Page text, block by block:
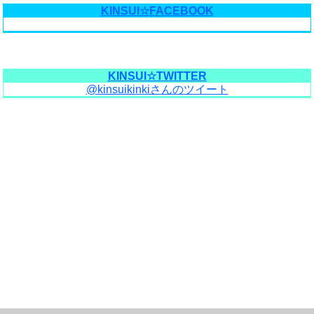
KINSUI☆FACEBOOK
KINSUI☆TWITTER
@kinsuikinkiさんのツイート